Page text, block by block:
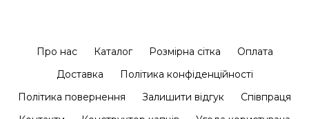
Про нас Каталог Розмірна сітка
Оплата
Доставка
Політика конфіденційності
Політика повернення
Залишити відгук
Співпраця